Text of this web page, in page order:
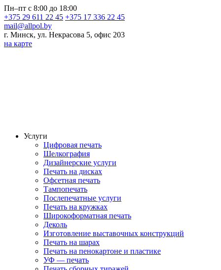
Пн–пт с 8:00 до 18:00
+375 29 611 22 45 +375 17 336 22 45
mail@allpol.by
г. Минск, ул. Некрасова 5, офис 203
на карте
Услуги
Цифровая печать
Шелкография
Дизайнерские услуги
Печать на дисках
Офсетная печать
Тампопечать
Послепечатные услуги
Печать на кружках
Широкоформатная печать
Деколь
Изготовление выставочных конструкций
Печать на шарах
Печать на пенокартоне и пластике
УФ — печать